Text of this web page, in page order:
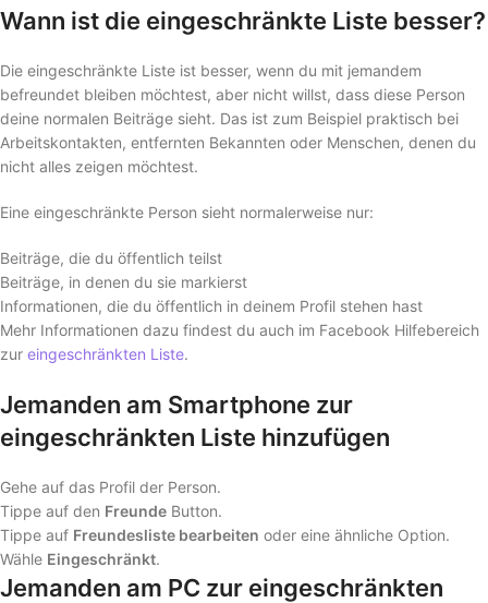
Wann ist die eingeschränkte Liste besser?
Die eingeschränkte Liste ist besser, wenn du mit jemandem
befreundet bleiben möchtest, aber nicht willst, dass diese Person
deine normalen Beiträge sieht. Das ist zum Beispiel praktisch bei
Arbeitskontakten, entfernten Bekannten oder Menschen, denen du
nicht alles zeigen möchtest.
Eine eingeschränkte Person sieht normalerweise nur:
Beiträge, die du öffentlich teilst
Beiträge, in denen du sie markierst
Informationen, die du öffentlich in deinem Profil stehen hast
Mehr Informationen dazu findest du auch im Facebook Hilfebereich
zur eingeschränkten Liste.
Jemanden am Smartphone zur
eingeschränkten Liste hinzufügen
Gehe auf das Profil der Person.
Tippe auf den Freunde Button.
Tippe auf Freundesliste bearbeiten oder eine ähnliche Option.
Wähle Eingeschränkt.
Jemanden am PC zur eingeschränkten